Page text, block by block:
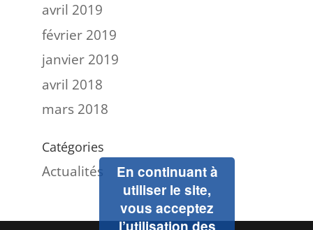
avril 2019
février 2019
janvier 2019
avril 2018
mars 2018
Catégories
Actualités
En continuant à
utiliser le site,
vous acceptez
l’utilisation des